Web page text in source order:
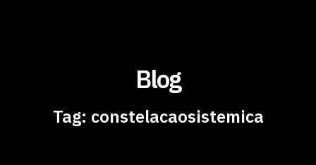
Blog
Tag: constelacaosistemica